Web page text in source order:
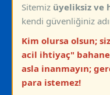
Sitemiz üyeliksiz ve
kendi güvenliğiniz
Kim olursa olsun;
acil ihtiyaç"
asla inanmayın;
para istemez!